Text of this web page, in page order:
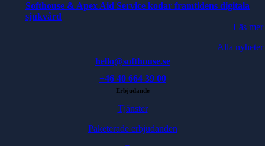
Softhouse & Apex Aid Service kodar framtidens digitala
sjukvård
Läs mer
Alla nyheter
hello@softhouse.se
+46 40 664 39 00
Erbjudande
Tjänster
Paketerade erbjudanden